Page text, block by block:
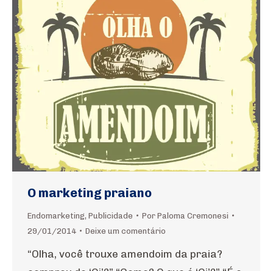
O marketing praiano
Endomarketing, Publicidade Por Paloma Cremonesi
29/01/2014
Deixe um comentário
“Olha, você trouxe amendoim da praia?